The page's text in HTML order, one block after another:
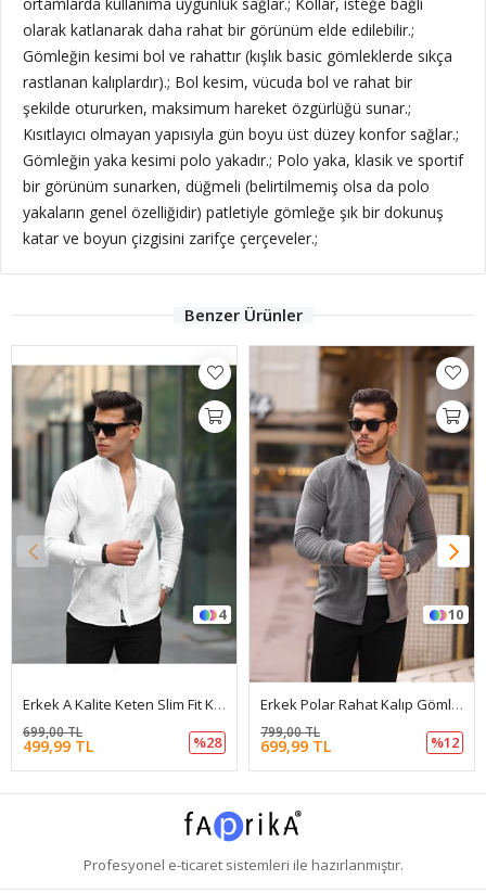
olarak katlanarak daha rahat bir görünüm elde edilebilir.;
Gömleğin kesimi bol ve rahattır (kışlık basic gömleklerde sıkça
rastlanan kalıplardır).; Bol kesim, vücuda bol ve rahat bir
şekilde otururken, maksimum hareket özgürlüğü sunar.;
Kısıtlayıcı olmayan yapısıyla gün boyu üst düzey konfor sağlar.;
Gömleğin yaka kesimi polo yakadır.; Polo yaka, klasik ve sportif
bir görünüm sunarken, düğmeli (belirtilmemiş olsa da polo
yakaların genel özelliğidir) patletiyle gömleğe şık bir dokunuş
katar ve boyun çizgisini zarifçe çerçeveler.;
Benzer Ürünler
4
Erkek A Kalite Keten Slim Fit Kapaksız Hakim Yaka Uzun Kol Gömlek
499,99 TL
699,00 TL
%28
10
Erkek Polar Rahat Kalıp Gömlek
699,99 TL
799,00 TL
%12
Profesyonel e-ticaretsistemleri ile hazırlanmıştır.